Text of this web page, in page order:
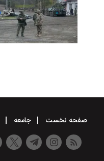
صفحه نخست جامعه